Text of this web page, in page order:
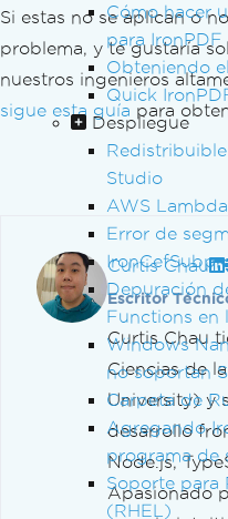
Cómo hacer
para IronPDF
Obteniendo
Quick
Despliegue
Studio
AWS
Error de
Depuración
Functions en
Windows
no soportan
Carpeta de
Agregando
programa de
Soporte para
(RHEL)
Si estas no se aplican o
problema, y te gustaría
nuestros ingenieros
sigue esta guía para
Curtis Chau
Escritor
Curtis Chau
Ciencias de
University) y
desarrollo
Node.js,
Apasionado